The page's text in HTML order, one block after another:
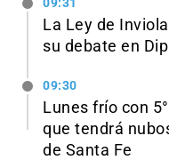
La Ley de
su debate en
09:30
Lunes frío con
que tendrá
de Santa Fe